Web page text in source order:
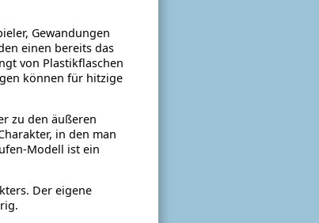
Gewandungen
einen bereits das
von Plastikflaschen
können für hitzige
zu den äußeren
in den man
Modell ist ein
Der eigene